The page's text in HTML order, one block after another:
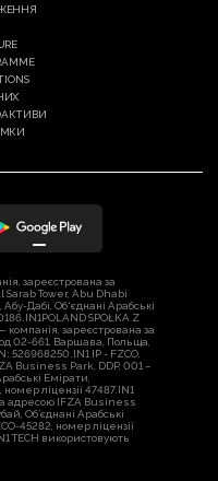
зареєстрована за
Sarab Tower, Abu Dhabi
Дабі, Об‘єднані Арабські
SPÓŁKA Z
компанія, зареєстрована за
02-661, Варшава, Польща,
526968250.IN1 IP - FZCO,
Business Park, DDP, 001 –
Емірати,
ліцензії 47487.IN1
адресою IFZA Business
Об’єднані Арабські
45282, номер ліцензії
TECH використовують